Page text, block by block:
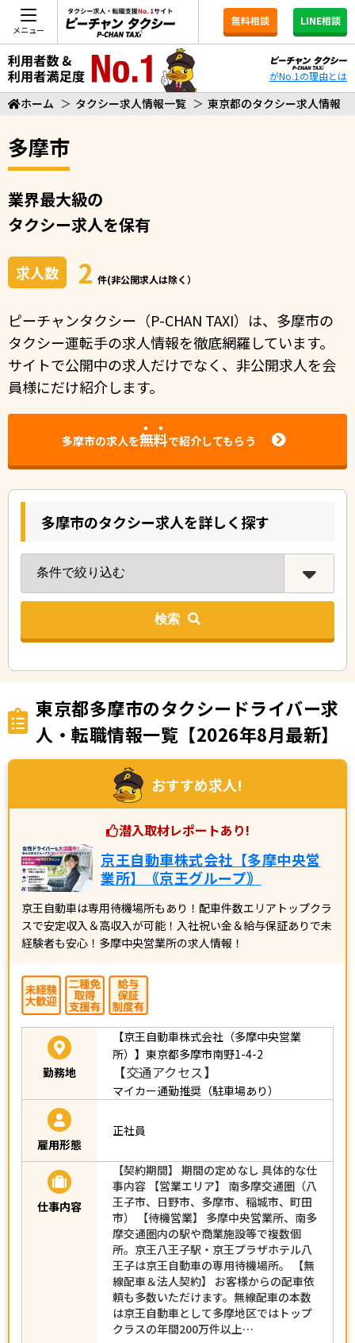
メニュー
無料相談 LINE相談
がNo.1の理由とは
ホーム ＞ タクシー求人情報一覧 ＞ 東京都のタクシー求人情報
多摩市
業界最大級の
タクシー求人を保有
求人数 2 件(非公開求人は除く）
ピーチャンタクシー（P-CHAN TAXI）は、多摩市の
タクシー運転手の求人情報を徹底網羅しています。
サイトで公開中の求人だけでなく、非公開求人を会
員様にだけ紹介します。
多摩市の求人を無料で紹介してもらう
多摩市のタクシー求人を詳しく探す
検索
東京都多摩市のタクシードライバー求
人・転職情報一覧【2026年8月最新】
おすすめ求人!
潜入取材レポートあり!
京王自動車株式会社【多摩中央営
業所】｟京王グループ｠
京王自動車は専用待機場所もあり！配車件数エリアトップクラ
スで安定収入＆高収入が可能！入社祝い金＆給与保証ありで未
経験者も安心！多摩中央営業所の求人情報！
勤務地
【京王自動車株式会社（多摩中央営業
所）】東京都多摩市南野1-4-2
【交通アクセス】
マイカー通勤推奨（駐車場あり）
雇用形態
正社員
仕事内容
【契約期間】 期間の定めなし 具体的な仕
事内容 【営業エリア】 南多摩交通圏（八
王子市、日野市、多摩市、稲城市、町田
市） 【待機営業】 多摩中央営業所、南多
摩交通圏内の駅や商業施設等で複数個
所。京王八王子駅・京王プラザホテル八
王子は京王自動車の専用待機場所。 【無
線配車＆法人契約】 お客様からの配車依
頼も多数いただけます。無線配車の本数
は京王自動車として多摩地区ではトップ
クラスの年間200万件以上…